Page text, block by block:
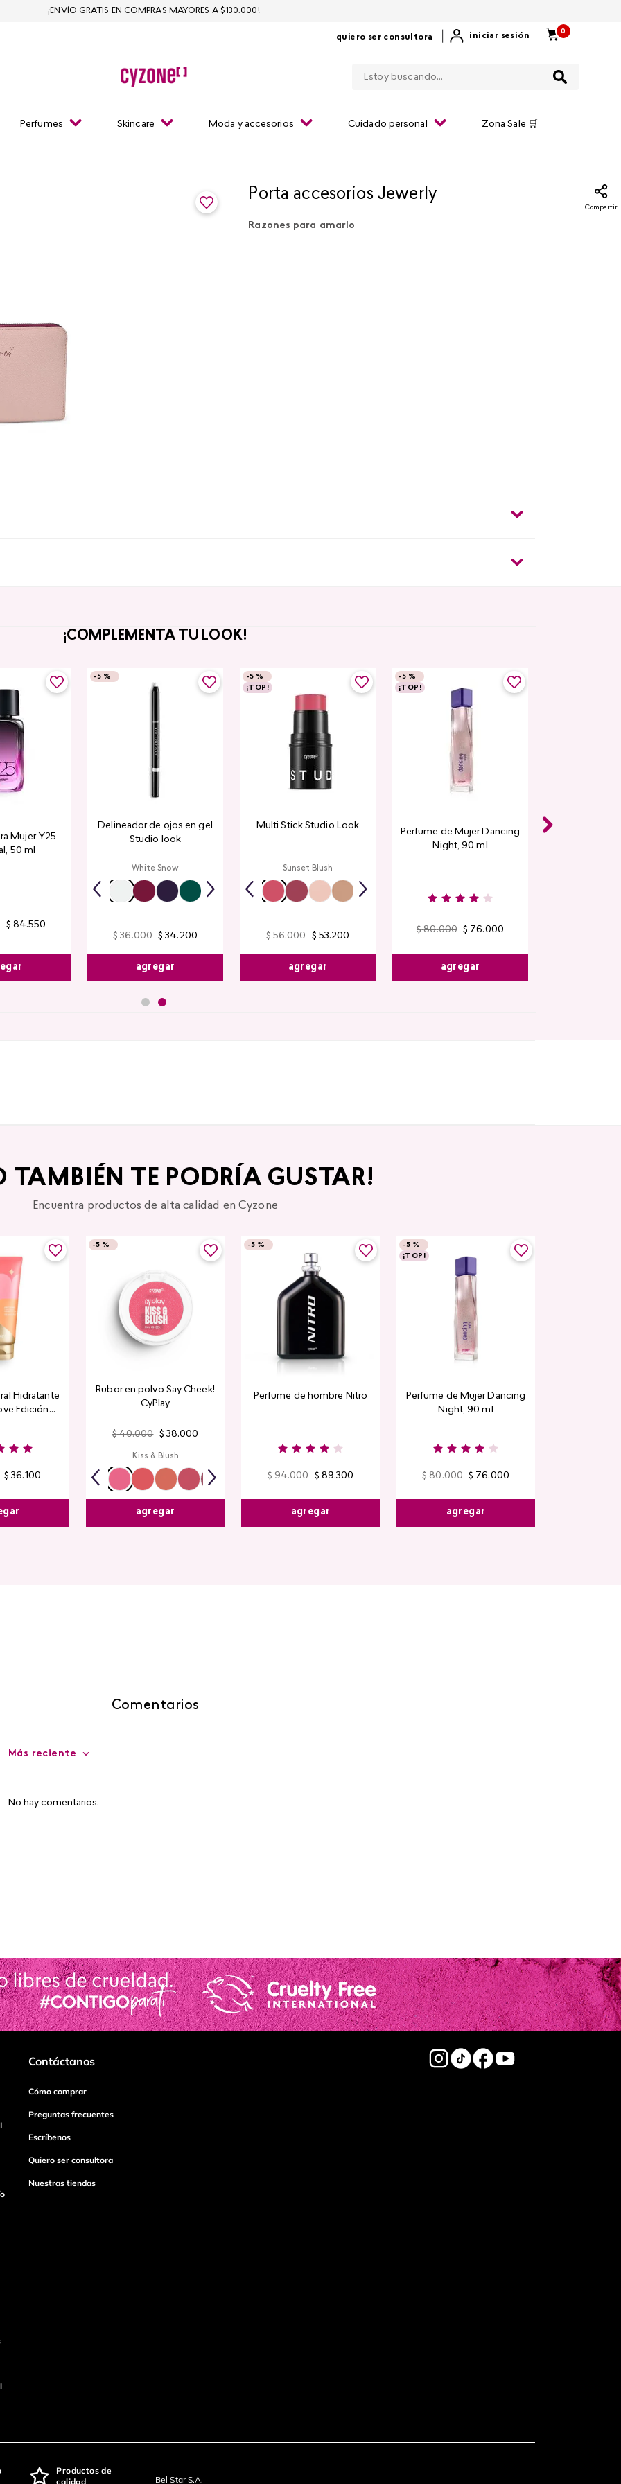
quiero ser consultora iniciar sesión
0
Perfumes Skincare Moda y accesorios Cuidado personal Zona Sale 🛒
¡ENVÍO GRATIS EN COMPRAS MAYORES A $130.000!
Porta accesorios Jewerly
Compartir
Razones para amarlo
¡COMPLEMENTA TU LOOK!
Mujer Y25
50 ml
$ 84.550
-5 %
Delineador de ojos en gel
Studio look
White Snow
$ 36.000 $ 34. 200
agregar
-5 %
¡TOP!
Multi Stick Studio Look
Sunset Blush
$ 56.000 $ 53.200
agregar
-5 %
¡TOP!
Perfume de Mujer Dancing
Night, 90 ml
$ 80.000 $ 76.000
agregar
TAMBIÉN TE PODRÍA GUSTAR!
Encuentra productos de alta calidad en Cyzone
Hidratante
Edición
$ 36.100
-5 %
Rubor en polvo Say Cheek!
CyPlay
$ 40.000 $ 38.000
Kiss & Blush
agregar
-5 %
Perfume de hombre Nitro
$ 94.000 $ 89.300
agregar
-5 %
¡TOP!
Perfume de Mujer Dancing
Night, 90 ml
$ 80.000 $ 76.000
agregar
Comentarios
Más reciente
No hay comentarios.
Contáctanos
Cómo comprar
Preguntas frecuentes
Escríbenos
Quiero ser consultora
Nuestras tiendas
Productos de
calidad
Bel Star S.A.